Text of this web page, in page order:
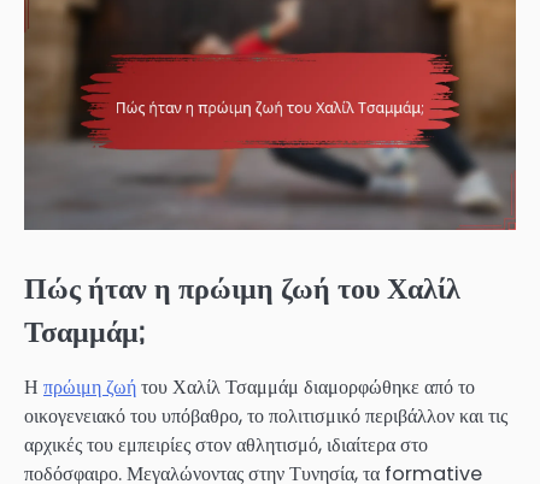
Πώς ήταν η πρώιμη ζωή του Χαλίλ
Τσαμμάμ;
Η πρώιμη ζωήτου Χαλίλ Τσαμμάμ διαμορφώθηκε από το
οικογενειακό του υπόβαθρο, το πολιτισμικό περιβάλλον και τις
αρχικές του εμπειρίες στον αθλητισμό, ιδιαίτερα στο
ποδόσφαιρο. Μεγαλώνοντας στην Τυνησία, τα formative